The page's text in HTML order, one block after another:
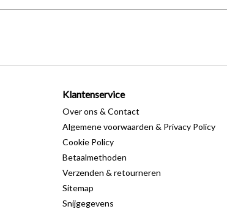
Klantenservice
Over ons & Contact
Algemene voorwaarden & Privacy Policy
Cookie Policy
Betaalmethoden
Verzenden & retourneren
Sitemap
Snijgegevens